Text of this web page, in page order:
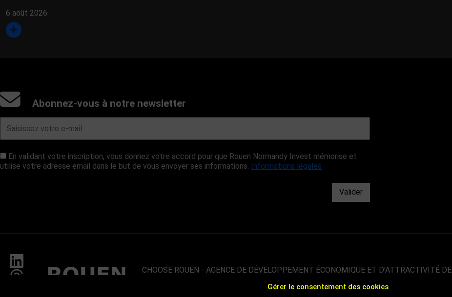
Gérer le consentement des cookies
6 août 2026
Abonnez-vous à notre newsletter
En validant votre inscription, vous donnez votre accord pour que Rouen Normandy Invest mémorise et
utilise votre adresse email dans le but de vous envoyer ses informations. Informations légales
Valider
CHOOSE ROUEN - AGENCE DE DÉVELOPPEMENT ÉCONOMIQUE ET D'ATTRACTIVITÉ DE
UN TERRITOIRE DE 800 000 HABITANTS